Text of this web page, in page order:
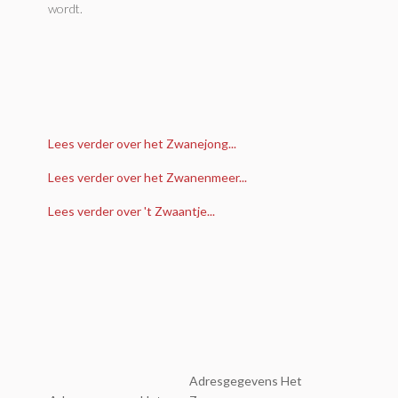
wordt.
Lees verder over het Zwanejong...
Lees verder over het Zwanenmeer...
Lees verder over 't Zwaantje...
Adresgegevens Het